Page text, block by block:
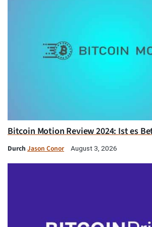
Bitcoin Motion Review 2024: Ist es
Durch Jason Conor August 3, 2026